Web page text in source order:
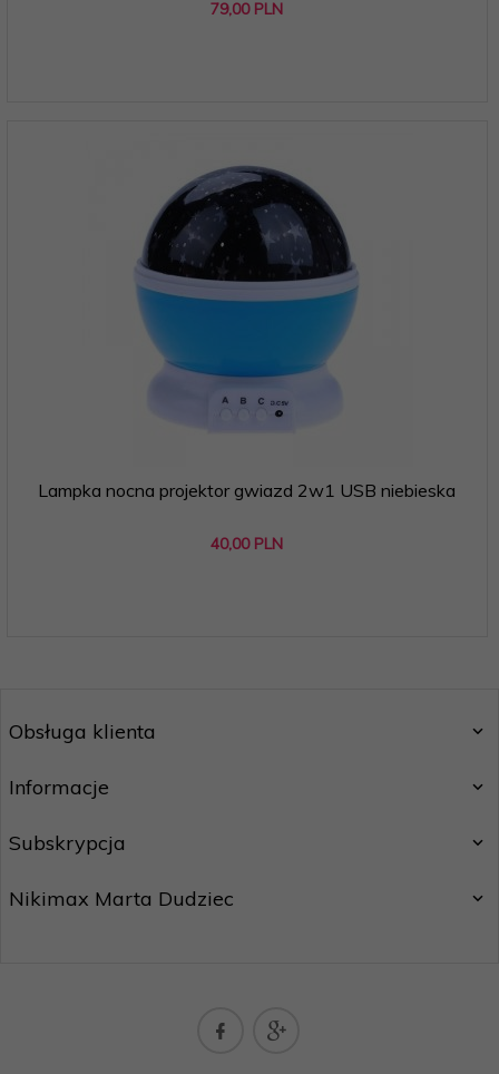
79,00 PLN
Lampka nocna projektor gwiazd 2w1 USB niebieska
40,00 PLN
Obsługa klienta
Informacje
Subskrypcja
Nikimax Marta Dudziec